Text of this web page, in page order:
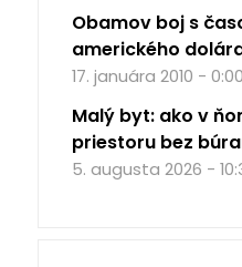
Obamov boj s
amerického
17. januára 2010 - 0:00
Malý byt: ako v
priestoru bez
5. augusta 2026 -